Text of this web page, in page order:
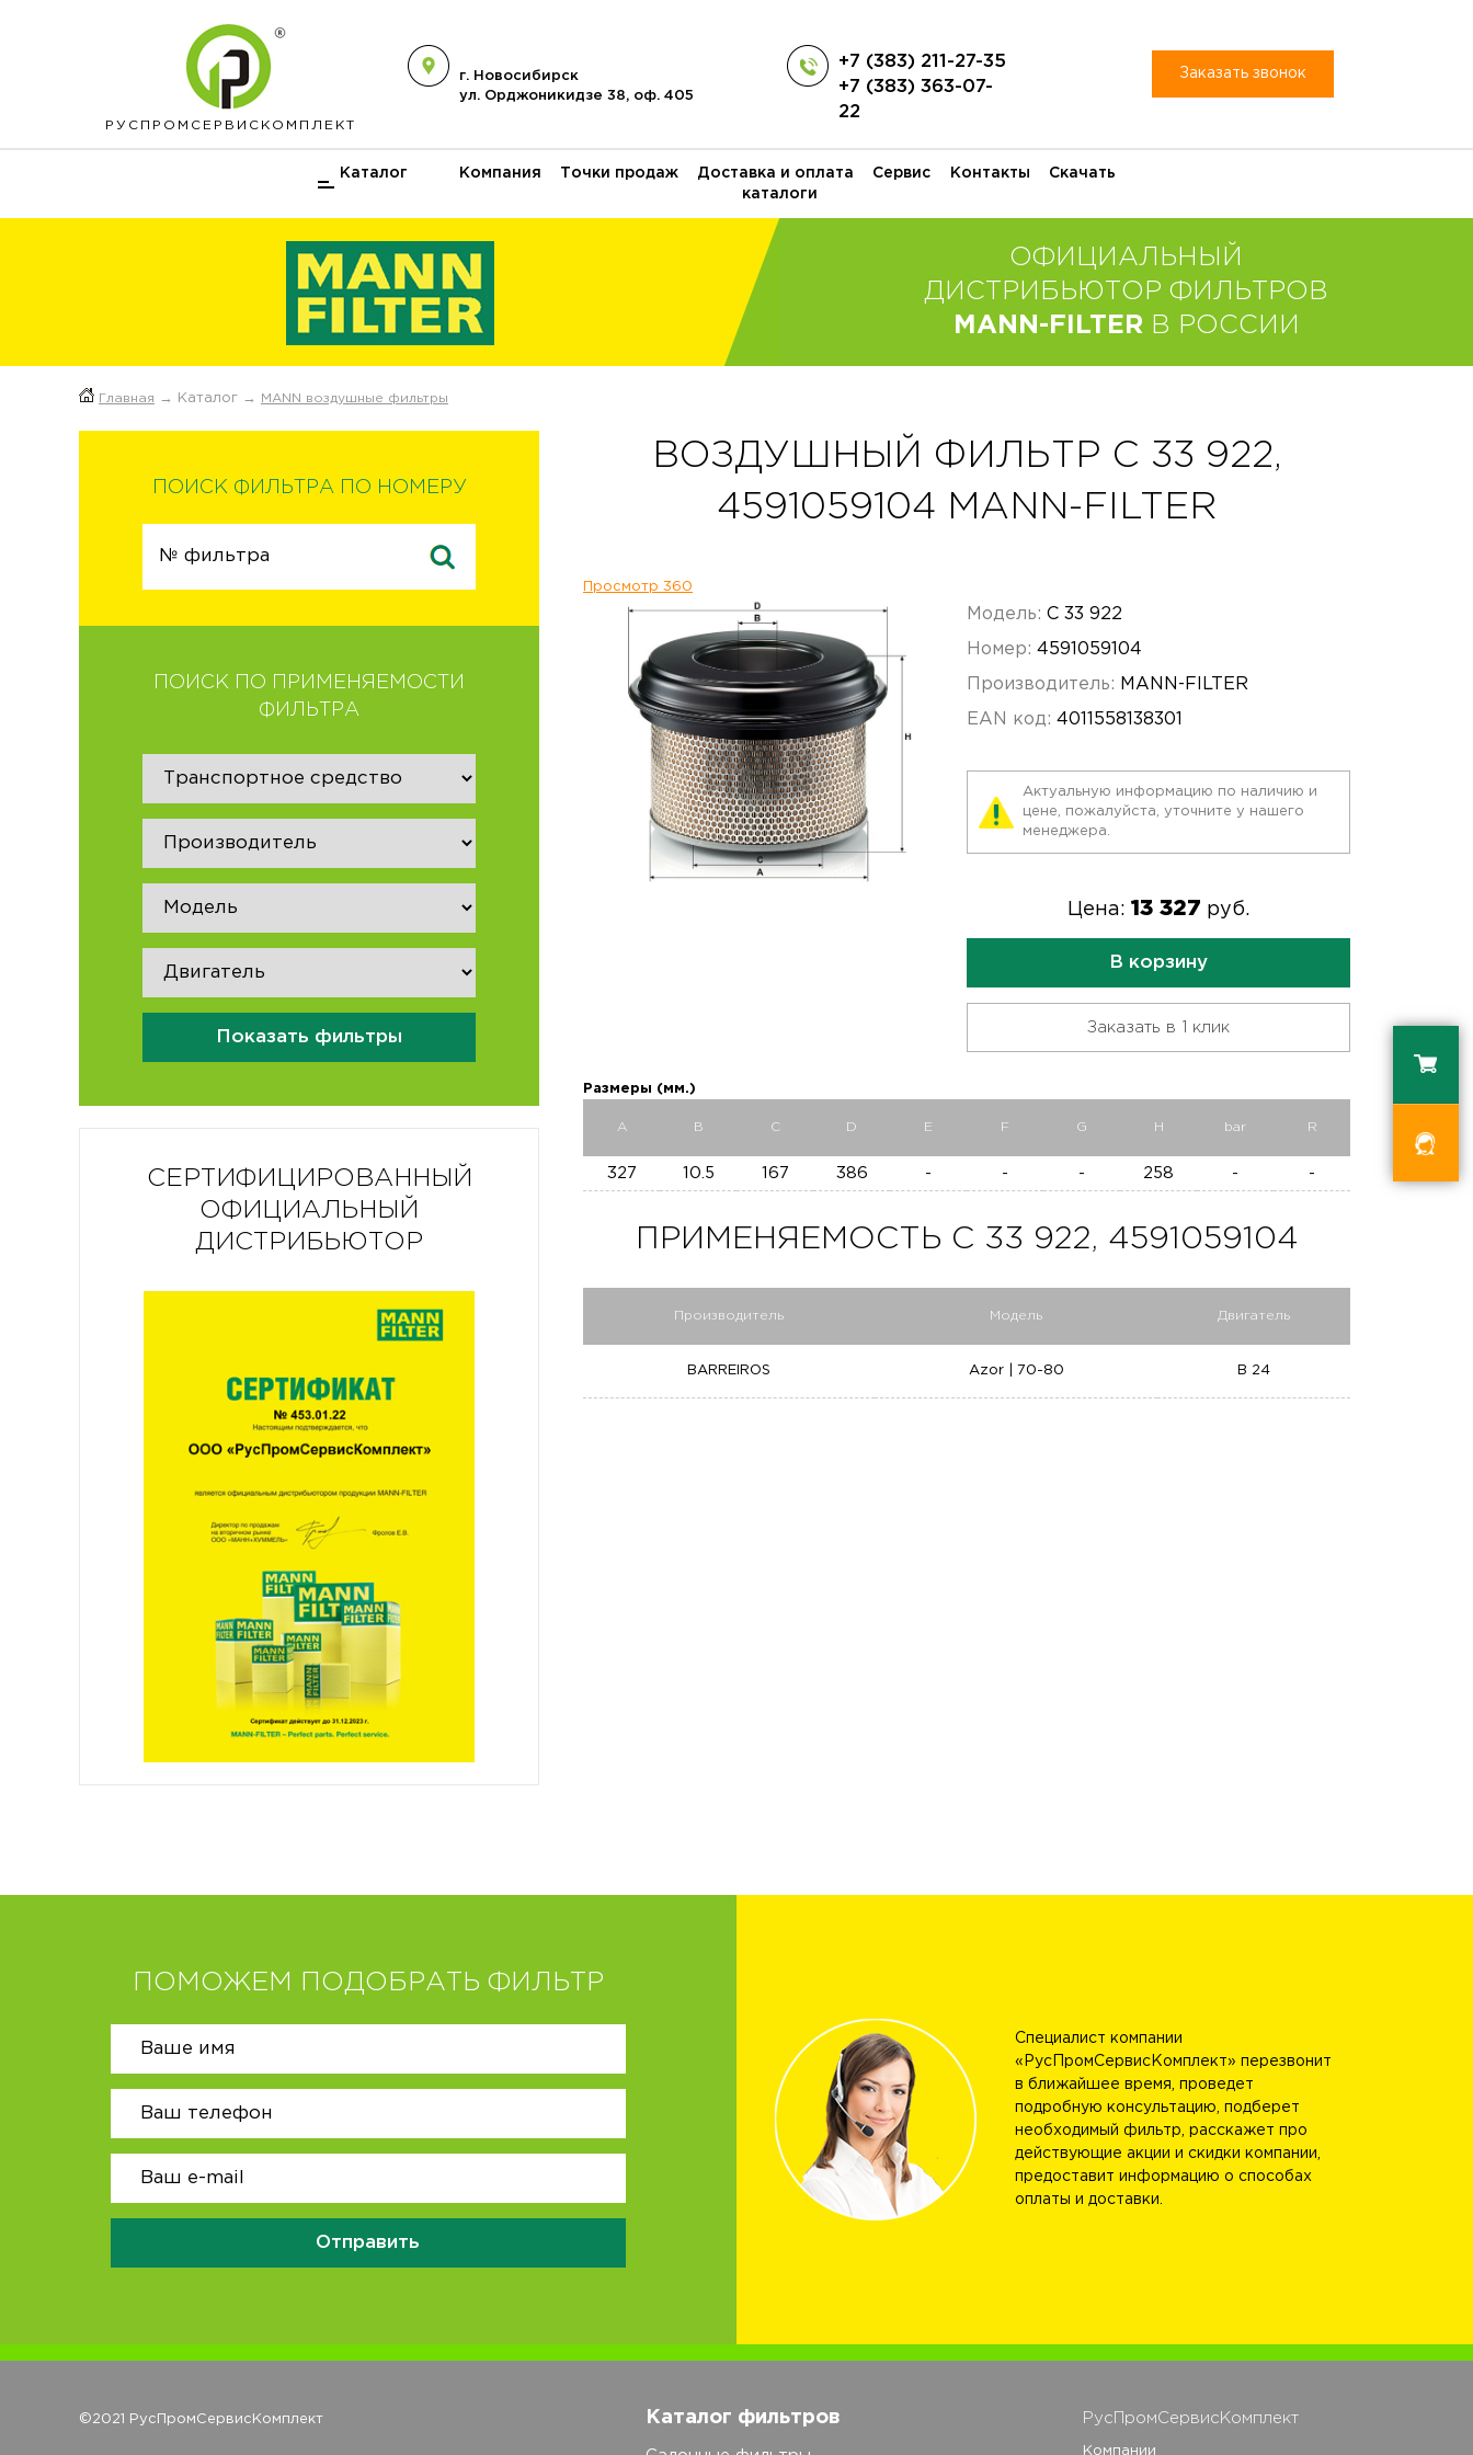
РУСПРОМ СЕРВИСКОМПЛЕКТ
г. Новосибирск
ул. Орджоникидзе 38, оф. 405
+7 (383) 211-27-35
+7 (383) 363-07-
22
Заказать звонок
Каталог Компания Точки продаж Доставка и оплата Сервис Контакты
Скачать
каталоги
ОФИЦИАЛЬНЫЙ
ДИСТРИБЬЮТОР ФИЛЬТРОВ
MANN-FILTER В РОССИИ
Главная → Каталог → MANN воздушные фильтры
ПОИСК ФИЛЬТРА ПО НОМЕРУ
ПОИСК ПО ПРИМЕНЯЕМОСТИ
ФИЛЬТРА
Показать фильтры
СЕРТИФИЦИРОВАННЫЙ
ОФИЦИАЛЬНЫЙ
ДИСТРИБЬЮТОР
ВОЗДУШНЫЙ ФИЛЬТР C 33 922,
4591059104 MANN-FILTER
Просмотр 360
Модель: C 33 922
Номер: 4591059104
Производитель: MANN-FILTER
EAN код: 4011558138301
Актуальную информацию по наличию и
цене, пожалуйста, уточните у нашего
менеджера.
Цена: 13 327 руб.
В корзину
Заказать в 1 клик
Размеры (мм.)
A B C D E F G H bar R
327 10.5 167 386 - - - 258 - -
ПРИМЕНЯЕМОСТЬ C 33 922, 4591059104
Производитель Модель Двигатель
BARREIROS Azor | 70-80 B 24
ПОМОЖЕМ ПОДОБРАТЬ ФИЛЬТР
Отправить
Специалист компании
«РусПромСервисКомплект» перезвонит
в ближайшее время, проведет
подробную консультацию, подберет
необходимый фильтр, расскажет про
действующие акции и скидки компании,
предоставит информацию о способах
оплаты и доставки.
©2021 РусПромСервисКомплект Каталог фильтров РусПромСервисКомплект
Компании